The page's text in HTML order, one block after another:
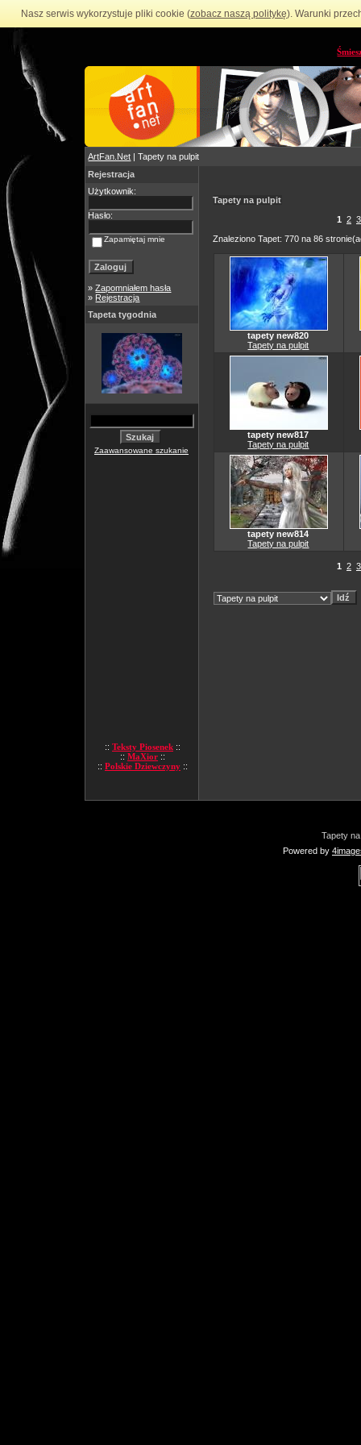
Nasz serwis wykorzystuje pliki cookie (zobacz naszą politykę). Warunki
ArtFan.Net | Tapety na pulpit
Rejestracja
Użytkownik:
Hasło:
Zapamiętaj mnie
»Zapomniałem hasła
» Rejestracja
Tapeta tygodnia
Zaawansowane szukanie
:: Teksty Piosenek ::
:: MaXior ::
:: Polskie Dziewczyny ::
Tapety na pulpit
1 2 3
Znaleziono Tapet: 770 na 86
tapety new820
Tapety na pulpit
tapety new817
Tapety na pulpit
tapety new814
Tapety na pulpit
1 2 3
Tapety
Powered by